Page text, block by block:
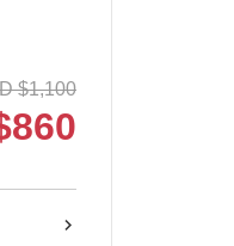
$1,100
860